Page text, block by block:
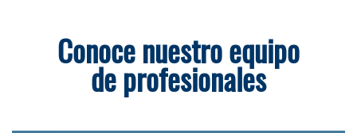
Conoce nuestro equipo
de profesionales